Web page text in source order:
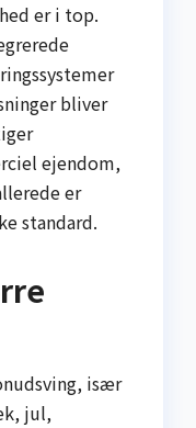
er i top.
bliver
ejendom,
er
standard.
især
jul,